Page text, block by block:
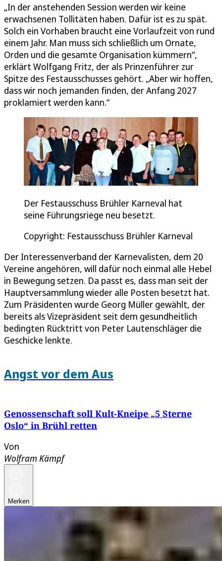
„In der anstehenden Session werden wir keine
erwachsenen Tollitäten haben. Dafür ist es zu spät.
Solch ein Vorhaben braucht eine Vorlaufzeit von rund
einem Jahr. Man muss sich schließlich um Ornate,
Orden und die gesamte Organisation kümmern“,
erklärt Wolfgang Fritz, der als Prinzenführer zur
Spitze des Festausschusses gehört. „Aber wir hoffen,
dass wir noch jemanden finden, der Anfang 2027
proklamiert werden kann.“
Der Festausschuss Brühler Karneval hat
seine Führungsriege neu besetzt.
Copyright: Festausschuss Brühler Karneval
Der Interessenverband der Karnevalisten, dem 20
Vereine angehören, will dafür noch einmal alle Hebel
in Bewegung setzen. Da passt es, dass man seit der
Hauptversammlung wieder alle Posten besetzt hat.
Zum Präsidenten wurde Georg Müller gewählt, der
bereits als Vizepräsident seit dem gesundheitlich
bedingten Rücktritt von Peter Lautenschläger die
Geschicke lenkte.
Angst vor dem Aus
Genossenschaft soll Kult-Kneipe „5 Sterne
Oslo“ in Brühl retten
Von
Wolfram Kämpf
Merken